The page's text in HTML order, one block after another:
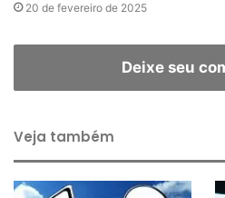
20 de fevereiro de 2025
Deixe seu
Veja também